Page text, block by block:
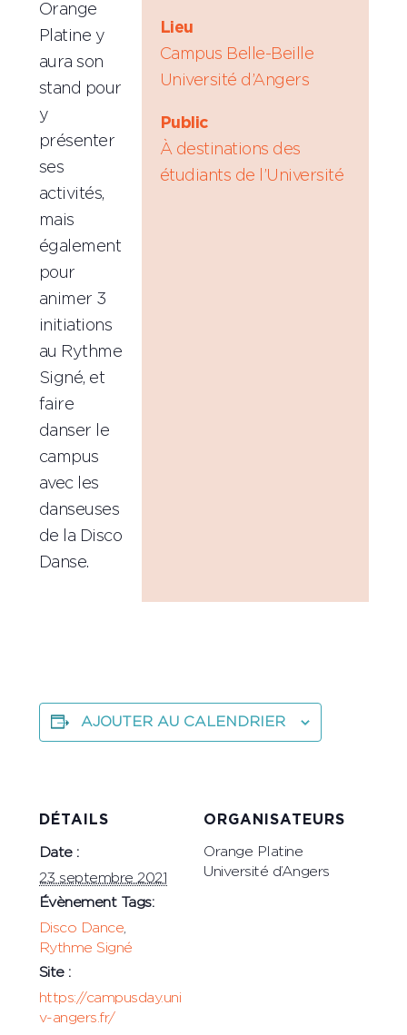
Orange
Platine y
aura son
stand pour
y
présenter
ses
activités,
mais
également
pour
animer 3
initiations
au Rythme
Signé, et
faire
danser le
campus
avec les
danseuses
de la Disco
Danse.
Lieu
Campus Belle-Beille
Université d’Angers
Public
À destinations des
étudiants de l’Université
AJOUTER AU CALENDRIER
DÉTAILS
Date :
23 septembre 2021
Évènement Tags:
Disco Dance
Rythme Signé
Site :
https://campusday.uni
v-angers.fr/
ORGANISATEURS
Orange Platine
Université d’Angers